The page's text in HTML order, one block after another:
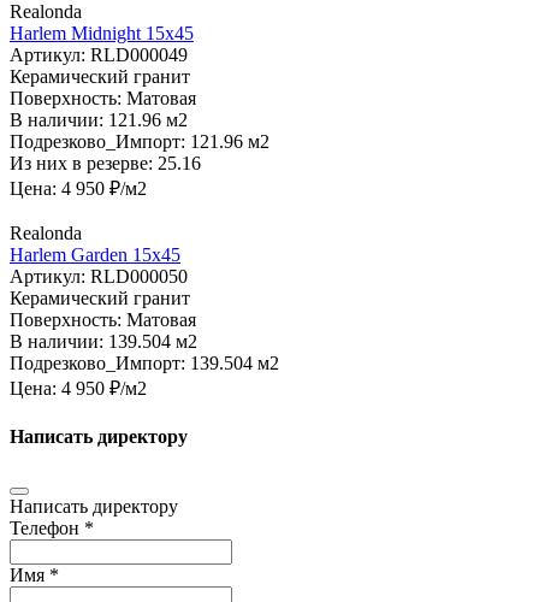
Realonda
Harlem Midnight 15x45
Артикул: RLD000049
Керамический гранит
Поверхность: Матовая
В наличии: 121.96 м2
Подрезково_Импорт: 121.96 м2
Из них в резерве: 25.16
Цена: 4 950 ₽/м2
Realonda
Harlem Garden 15x45
Артикул: RLD000050
Керамический гранит
Поверхность: Матовая
В наличии: 139.504 м2
Подрезково_Импорт: 139.504 м2
Цена: 4 950 ₽/м2
Написать директору
Написать директору
Телефон *
Имя *